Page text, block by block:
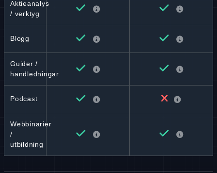
Aktieanalys
/ verktyg
Blogg
Guider /
handledningar
Podcast
Webbinarier
/
utbildning